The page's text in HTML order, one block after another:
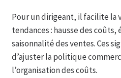
Pour un dirigeant, il facilite la
tendances : hausse des coûts,
saisonnalité des ventes. Ces
d’ajuster la politique
l’organisation des coûts.